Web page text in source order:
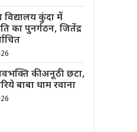
कुंदा में
का पुनर्गठन, जितेंद्र
की अनूठी छटा,
बाबा धाम रवाना